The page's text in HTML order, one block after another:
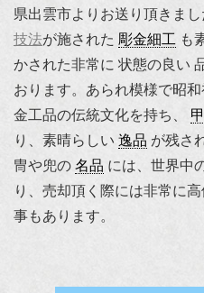
県出雲市よりお送り頂きま
技法が施された 彫金細工 も
かされた非常に 状態の良い
おります。あられ模様で昭
金工品の伝統文化を持ち、
り、素晴らしい 逸品 が残さ
冑や兜の 名品 には、世界中
り、売却頂く際には非常に
事もあります。